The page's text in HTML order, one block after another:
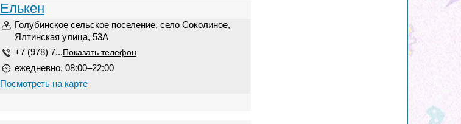
Елькен
Голубинское сельское поселение, село Соколиное,
Ялтинская улица, 53А
+7 (978) 7... Показать телефон
ежедневно, 08:00–22:00
Посмотреть на карте